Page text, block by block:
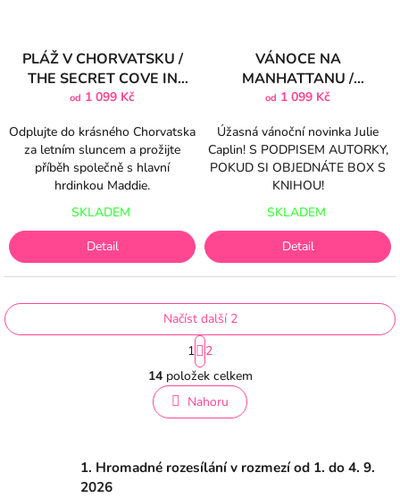
PLÁŽ V CHORVATSKU /
THE SECRET COVE IN
CROATIA
od 1 099 Kč
Odplujte do krásného Chorvatska
za letním sluncem a prožijte
příběh společně s hlavní
hrdinkou Maddie.
SKLADEM
Detail
VÁNOCE NA
MANHATTANU /
CHRISTMAS ON FIFTH
od 1 099 Kč
Úžasná vánoční novinka Julie
Caplin! S PODPISEM AUTORKY,
POKUD SI OBJEDNÁTE BOX S
KNIHOU!
SKLADEM
Detail
O
v
l
á
c
Načíst další 2
S
t
r
á
n
k
á
n
1
2
14položek celkem
Nahoru
1. Hromadné rozesílání v rozmezí od 1. do 4. 9.
2026